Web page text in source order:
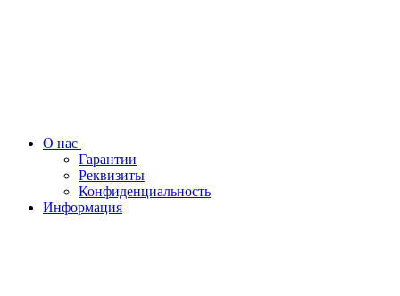
О нас
Гарантии
Реквизиты
Конфиденциальность
Информация